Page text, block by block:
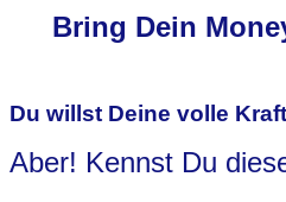
Bring Dein
Du willst Deine volle
Aber! Kennst Du